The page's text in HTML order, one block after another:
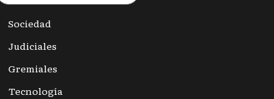
Sociedad
Judiciales
Gremiales
Tecnología